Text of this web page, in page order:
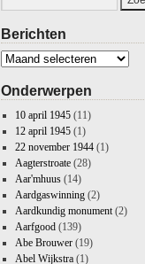
Berichten
Onderwerpen
10 april 1945(11)
12 april 1945(1)
22 november 1944(1)
Aagterstroate(28)
Aar'mhuus(14)
Aardgaswinning(2)
Aardkundig monument(2)
Aarfgood(139)
Abe Brouwer(19)
Abel Wijkstra(1)